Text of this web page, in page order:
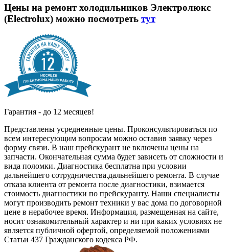
Цены на ремонт холодильников Электролюкс
(Electrolux) можно посмотреть тут
Гарантия - до 12 месяцев!
Представлены усредненные цены. Проконсультироваться по
всем интересующим вопросам можно оставив заявку через
форму связи. В наш прейскурант не включены цены на
запчасти. Окончательная сумма будет зависеть от сложности и
вида поломки. Диагностика бесплатна при условии
дальнейшего сотрудничества.дальнейшего ремонта. В случае
отказа клиента от ремонта после диагностики, взимается
стоимость диагностики по прейскуранту. Наши специалисты
могут производить ремонт техники у вас дома по договорной
цене в нерабочее время. Информация, размещенная на сайте,
носит ознакомительный характер и ни при каких условиях не
является публичной офертой, определяемой положениями
Статьи 437 Гражданского кодекса РФ.